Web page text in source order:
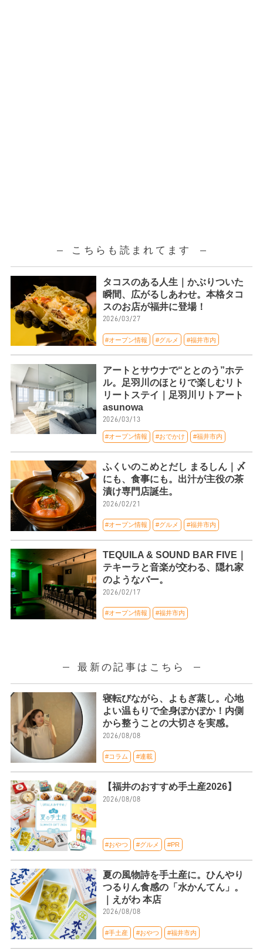
こちらも読まれてます
タコスのある人生｜かぶりついた
瞬間、広がるしあわせ。本格タコ
スのお店が福井に登場！
2026/03/27
#オープン情報 #グルメ #福井市内
アートとサウナで“ととのう”ホテ
ル。足羽川のほとりで楽しむリト
リートステイ｜足羽川リトアート
asunowa
2026/03/13
#オープン情報 #おでかけ #福井市内
ふくいのこめとだし まるしん｜〆
にも、食事にも。出汁が主役の茶
漬け専門店誕生。
2026/02/21
#オープン情報 #グルメ #福井市内
TEQUILA & SOUND BAR FIVE｜
テキーラと音楽が交わる、隠れ家
のようなバー。
2026/02/17
#オープン情報 #福井市内
最新の記事はこちら
寝転びながら、よもぎ蒸し。心地
よい温もりで全身ぽかぽか！内側
から整うことの大切さを実感。
2026/08/08
#コラム #連載
【福井のおすすめ手土産2026】
2026/08/08
#おやつ #グルメ #PR
夏の風物詩を手土産に。ひんやり
つるりん食感の「水かんてん」。
｜えがわ 本店
2026/08/08
#手土産 #おやつ #福井市内